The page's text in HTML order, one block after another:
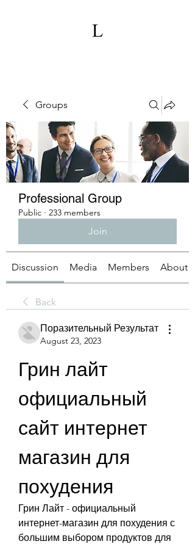
Groups
Professional Group
Public · 233 members
Join
Discussion Media Members About
Back
Поразительный Результат
August 23, 2023
Грин лайт
официальный
сайт интернет
магазин для
похудения
Грин Лайт - официальный
интернет-магазин для похудения с
большим выбором продуктов для